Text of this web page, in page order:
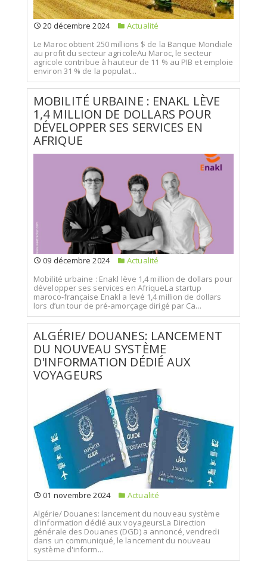
20 décembre 2024
Actualité
Le Maroc obtient 250 millions $ de la Banque Mondiale
au profit du secteur agricoleAu Maroc, le secteur
agricole contribue à hauteur de 11 % au PIB et emploie
environ 31 % de la populat...
MOBILITÉ URBAINE : ENAKL LÈVE
1,4 MILLION DE DOLLARS POUR
DÉVELOPPER SES SERVICES EN
AFRIQUE
09 décembre 2024
Actualité
Mobilité urbaine : Enakl lève 1,4 million de dollars pour
développer ses services en AfriqueLa startup
maroco-française Enakl a levé 1,4 million de dollars
lors d’un tour de pré-amorçage dirigé par Ca...
ALGÉRIE/ DOUANES: LANCEMENT
DU NOUVEAU SYSTÈME
D'INFORMATION DÉDIÉ AUX
VOYAGEURS
01 novembre 2024
Actualité
Algérie/ Douanes: lancement du nouveau système
d'information dédié aux voyageursLa Direction
générale des Douanes (DGD) a annoncé, vendredi
dans un communiqué, le lancement du nouveau
système d'inform...